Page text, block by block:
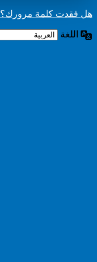
هل فقدت كلمة مرورك؟
اللغة